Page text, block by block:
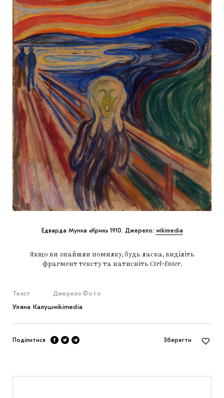
Едварда Мунка «Крик» 1910. Джерело: wikimedia
Якщо ви знайшли помилку, будь ласка, виділіть
фрагмент тексту та натисніть Ctrl+Enter.
Текст
Уляна Калуш
Джерело
wikimedia
Фото
Поділитися Зберегти